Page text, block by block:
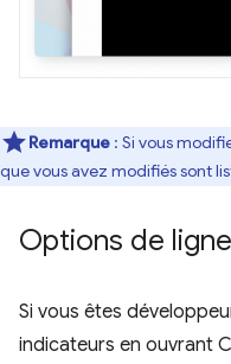
Remarque : Si vous
que vous avez modifiés sont
Options de
Si vous êtes
indicateurs en ouvrant